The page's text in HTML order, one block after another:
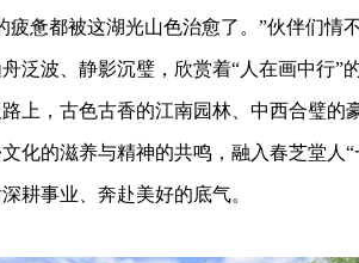
惫都被这湖光山色治愈了。”伙伴们情
泛波、静影沉璧，欣赏着“人在画中行”
上，古色古香的江南园林、中西合璧的
化的滋养与精神的共鸣，融入春芝堂人
耕事业、奔赴美好的底气。